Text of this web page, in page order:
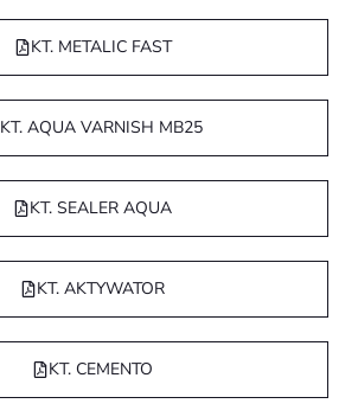
KT. METALIC FAST
KT. AQUA VARNISH MB25
KT. SEALER AQUA
KT. AKTYWATOR
KT. CEMENTO